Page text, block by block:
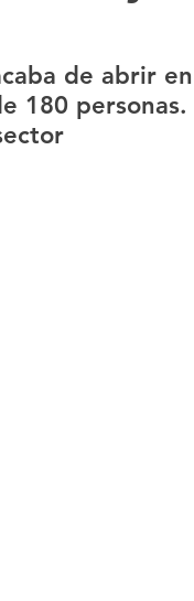
de abrir
180 personas.